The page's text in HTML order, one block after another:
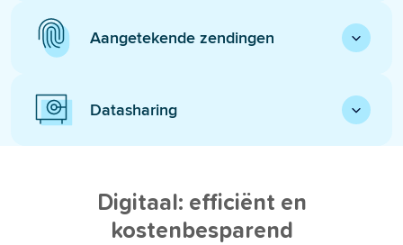
Aangetekende zendingen
Datasharing
Digitaal: efficiënt en
kostenbesparend